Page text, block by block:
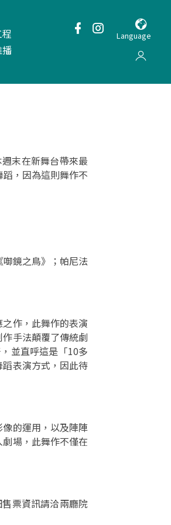
Language
末在新舞台帶來最
，因為這則舞作不
鏡之鳥》；帕尼法
作，此舞作的表演
手法顛覆了傳統劇
並直呼這是「10多
表演方式，因此待
的運用，以及陣陣
場，此舞作不僅在
票資訊請洽兩廳院